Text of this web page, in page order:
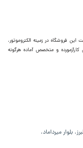
۱۳۸۵ آغاز نموده و فعالیت این فروشگاه در زمینه الکتروموتور،
و متخصص آماده هرگونه
بلوار میرداماد،